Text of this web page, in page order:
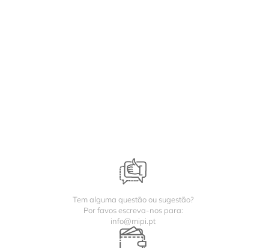
Tem alguma questão ou sugestão?
Por favos escreva-nos para:
info@mipi.pt